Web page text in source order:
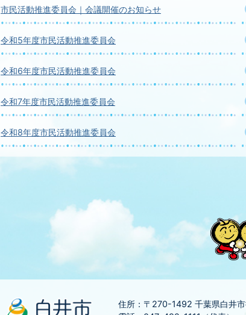
市民活動推進委員会｜会議開催のお知らせ
令和5年度市民活動推進委員会
令和6年度市民活動推進委員会
令和7年度市民活動推進委員会
令和8年度市民活動推進委員会
住所：〒270-1492 千葉県白井